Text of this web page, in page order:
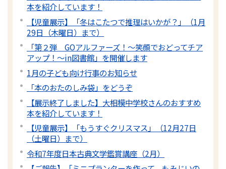
本を紹介しています！
【児童展示】「冬はこたつで推理はいかが？」（1月
29日（木曜日）まで）
「第２弾 GOアルファーズ！～笑顔でおどってチア
アップ！～in図書館」を開催します
1月の子ども向け行事のお知らせ
「本のおたのしみ袋」をどうぞ
【展示終了しました】大相模中学校さんのおすすめ
本を紹介しています！
【児童展示】「もうすぐクリスマス」（12月27日
（土曜日）まで）
令和7年度日本古典文学鑑賞講座（2月）